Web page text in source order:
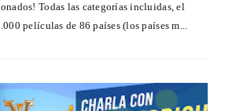
Todas las categorías incluidas, el
películas de 86 países (los países m...